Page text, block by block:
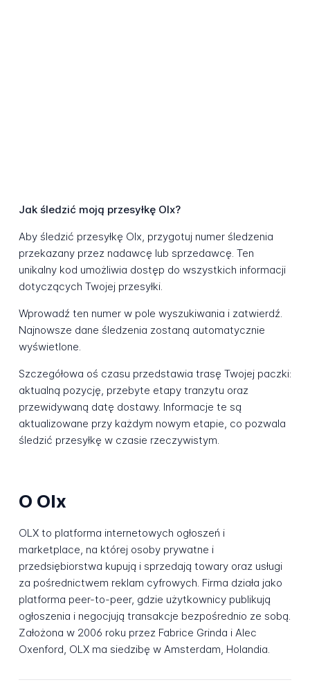
Jak śledzić moją przesyłkę Olx?
Aby śledzić przesyłkę Olx, przygotuj numer śledzenia
przekazany przez nadawcę lub sprzedawcę. Ten
unikalny kod umożliwia dostęp do wszystkich informacji
dotyczących Twojej przesyłki.
Wprowadź ten numer w pole wyszukiwania i zatwierdź.
Najnowsze dane śledzenia zostaną automatycznie
wyświetlone.
Szczegółowa oś czasu przedstawia trasę Twojej paczki:
aktualną pozycję, przebyte etapy tranzytu oraz
przewidywaną datę dostawy. Informacje te są
aktualizowane przy każdym nowym etapie, co pozwala
śledzić przesyłkę w czasie rzeczywistym.
O Olx
OLX to platforma internetowych ogłoszeń i
marketplace, na której osoby prywatne i
przedsiębiorstwa kupują i sprzedają towary oraz usługi
za pośrednictwem reklam cyfrowych. Firma działa jako
platforma peer-to-peer, gdzie użytkownicy publikują
ogłoszenia i negocjują transakcje bezpośrednio ze sobą.
Założona w 2006 roku przez Fabrice Grinda i Alec
Oxenford, OLX ma siedzibę w Amsterdam, Holandia.